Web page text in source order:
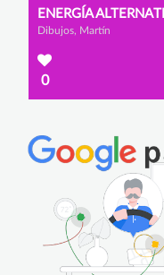
ENERGÍA
Dibujos, Martín
0